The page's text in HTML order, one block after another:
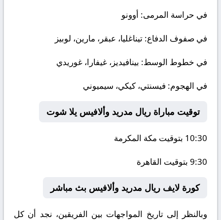
في حراسة المرمى: أوونو
في صفوف الدفاع: تيناغليا، عبقر، مارين، لوبيز
في خطوط الوسط: بينافيديز، غيفارا، غوريدي
في الهجوم: فيسنتي، كيكي، سيميوني
توقيت مباراة ريال مدريد وألافيس يلا شوت
10:30 بتوقيت مكة المكرمة
9:30 بتوقيت القاهرة
كورة لايف ريال مدريد وألافيس بث مباشر
وبالنظر إلى تاريخ المواجهات بين الفريقين، نجد أن كل